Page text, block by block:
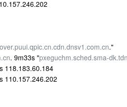
."
. 9m33s "pxeguchm.sched.sma-
118.183.60.184
110.157.246.202